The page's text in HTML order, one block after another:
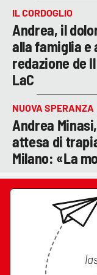
IL CORDOGLIO
Andrea, il
alla famiglia e
redazione de
LaC
NUOVA SPERANZA
Andrea
attesa di
Milano: «La